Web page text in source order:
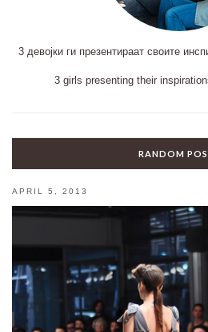
3 девојки ги презентираат своите
3 girls presenting their
RANDOM
APRIL 5, 2013